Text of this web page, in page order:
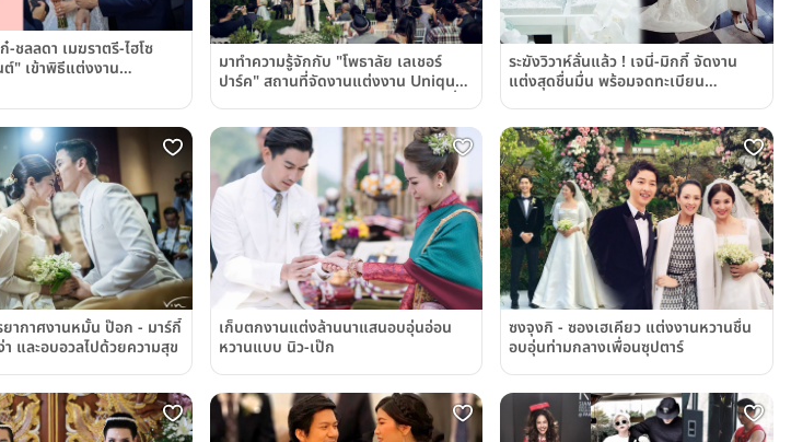
-ชลลดา เมฆราตรี-ไฮโซ
" เข้าพิธีแต่งงาน
มาทำความรู้จักกับ "โพธาลัย เลเชอร์
ปาร์ค" สถานที่จัดงานแต่งงาน Unique
เดียว
ระฆังวิวาห์ลั่นแล้ว ! เจนี่-มิกกี้ จัดงาน
แต่งสุดชื่นมื่น พร้อมจดทะเบียน
ยากาศงานหมั้น ป๊อก - มาร์กี้
และอบอวลไปด้วยความสุข
เก็บตกงานแต่งล้านนาแสนอบอุ่นอ่อน
หวานแบบ นิว-เป๊ก
ซงจุงกิ - ซองเฮเคียว แต่งงานหวานชื่น
อบอุ่นท่ามกลางเพื่อนซุปตาร์